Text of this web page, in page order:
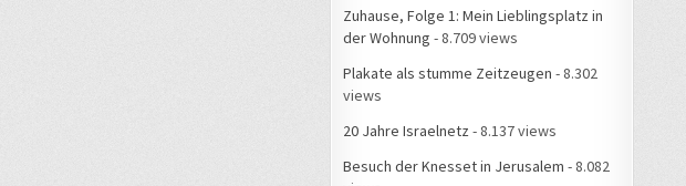
Zuhause, Folge 1: Mein Lieblingsplatz in
der Wohnung - 8.709 views
Plakate als stumme Zeitzeugen - 8.302
views
20 Jahre Israelnetz - 8.137 views
Besuch der Knesset in Jerusalem - 8.082